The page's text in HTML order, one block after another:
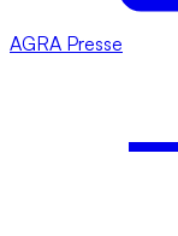
AGRA Presse